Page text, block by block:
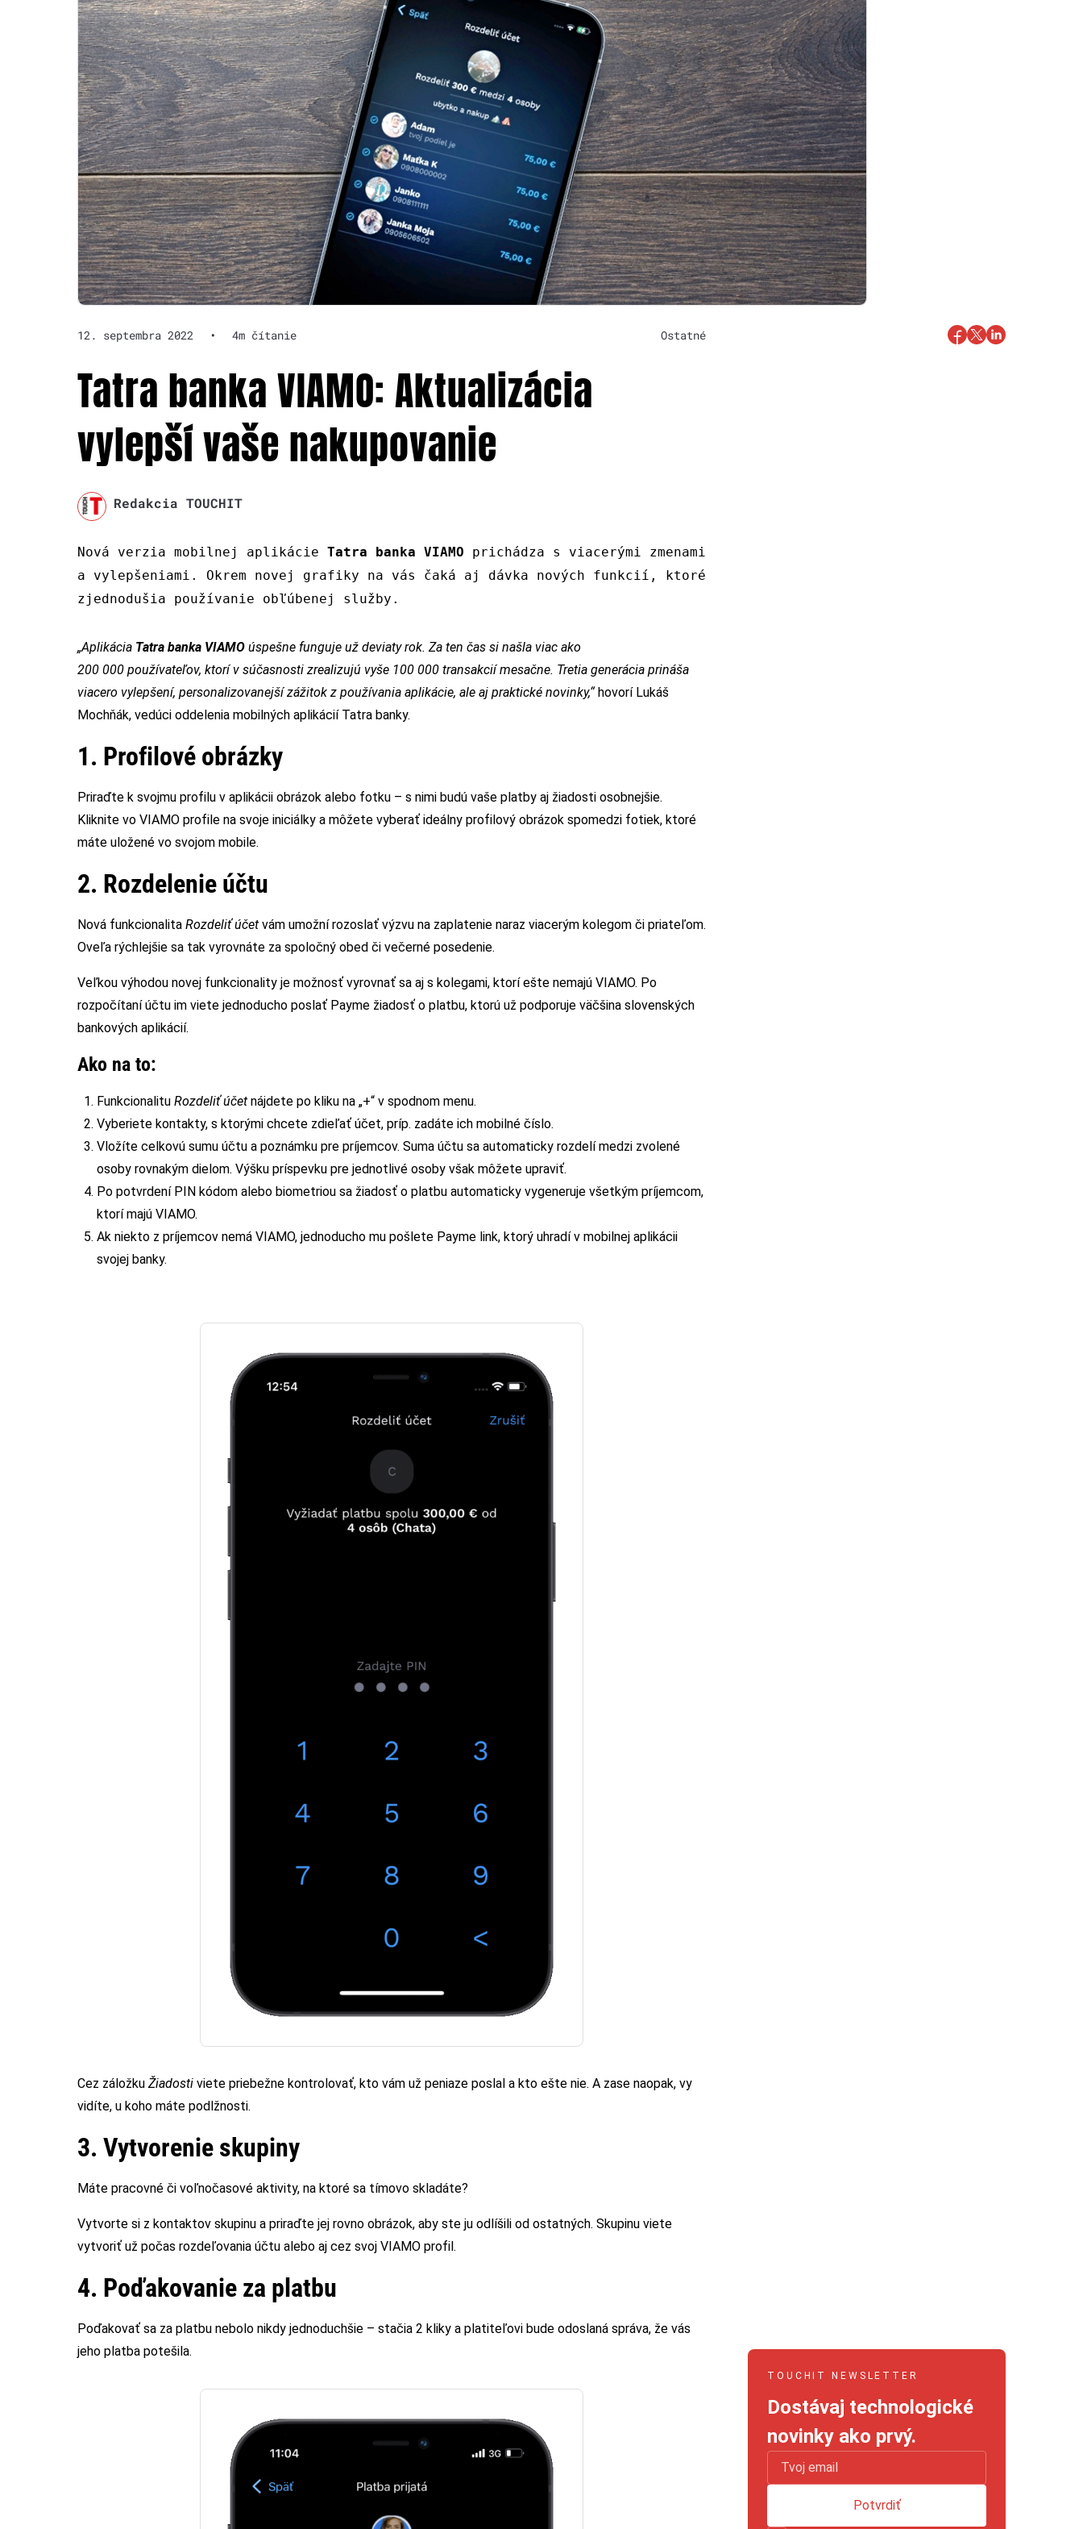
12. septembra 2022 • 4m čítanie Ostatné
Tatra banka VIAMO: Aktualizácia
vylepší vaše nakupovanie
Redakcia TOUCHIT
Nová verzia mobilnej aplikácie Tatra banka VIAMO prichádza s viacerými zmenami
a vylepšeniami. Okrem novej grafiky na vás čaká aj dávka nových funkcií, ktoré
zjednodušia používanie obľúbenej služby.
„Aplikácia Tatra banka VIAMO úspešne funguje už deviaty rok. Za ten čas si našla viac ako
200 000 používateľov, ktorí v súčasnosti zrealizujú vyše 100 000 transakcií mesačne. Tretia generácia prináša
viacero vylepšení, personalizovanejší zážitok z používania aplikácie, ale aj praktické novinky,“hovorí Lukáš
Mochňák, vedúci oddelenia mobilných aplikácií Tatra banky.
1. Profilové obrázky
Priraďte k svojmu profilu v aplikácii obrázok alebo fotku – s nimi budú vaše platby aj žiadosti osobnejšie.
Kliknite vo VIAMO profile na svoje iniciálky a môžete vyberať ideálny profilový obrázok spomedzi fotiek, ktoré
máte uložené vo svojom mobile.
2. Rozdelenie účtu
Nová funkcionalita Rozdeliť účet vám umožní rozoslať výzvu na zaplatenie naraz viacerým kolegom či priateľom.
Oveľa rýchlejšie sa tak vyrovnáte za spoločný obed či večerné posedenie.
Veľkou výhodou novej funkcionality je možnosť vyrovnať sa aj s kolegami, ktorí ešte nemajú VIAMO. Po
rozpočítaní účtu im viete jednoducho poslať Payme žiadosť o platbu, ktorú už podporuje väčšina slovenských
bankových aplikácií.
Ako na to:
Funkcionalitu Rozdeliť účet nájdete po kliku na „+“ v spodnom menu.
Vyberiete kontakty, s ktorými chcete zdieľať účet, príp. zadáte ich mobilné číslo.
Vložíte celkovú sumu účtu a poznámku pre príjemcov. Suma účtu sa automaticky rozdelí medzi zvolené
osoby rovnakým dielom. Výšku príspevku pre jednotlivé osoby však môžete upraviť.
Po potvrdení PIN kódom alebo biometriou sa žiadosť o platbu automaticky vygeneruje všetkým príjemcom,
ktorí majú VIAMO.
Ak niekto z príjemcov nemá VIAMO, jednoducho mu pošlete Payme link, ktorý uhradí v mobilnej aplikácii
svojej banky.
Cez záložku Žiadosti viete priebežne kontrolovať, kto vám už peniaze poslal a kto ešte nie. A zase naopak, vy
vidíte, u koho máte podlžnosti.
3. Vytvorenie skupiny
Máte pracovné či voľnočasové aktivity, na ktoré sa tímovo skladáte?
Vytvorte si z kontaktov skupinu a priraďte jej rovno obrázok, aby ste ju odlíšili od ostatných. Skupinu viete
vytvoriť už počas rozdeľovania účtu alebo aj cez svoj VIAMO profil.
4. Poďakovanie za platbu
Poďakovať sa za platbu nebolo nikdy jednoduchšie – stačia 2 kliky a platiteľovi bude odoslaná správa, že vás
jeho platba potešila.
TOUCHIT NEWSLETTER
Dostávaj technologické
novinky ako prvý.
Potvrdiť